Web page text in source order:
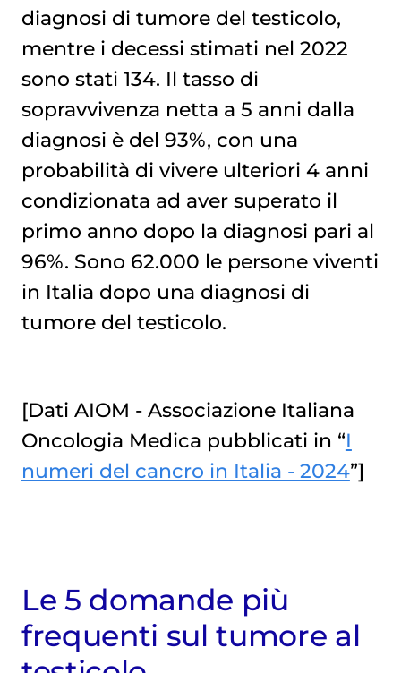
diagnosi di tumore del testicolo,
mentre i decessi stimati nel 2022
sono stati 134. Il tasso di
sopravvivenza netta a 5 anni dalla
diagnosi è del 93%, con una
probabilità di vivere ulteriori 4 anni
condizionata ad aver superato il
primo anno dopo la diagnosi pari al
96%. Sono 62.000 le persone viventi
in Italia dopo una diagnosi di
tumore del testicolo.
[Dati AIOM - Associazione Italiana
Oncologia Medica pubblicati in “I
numeri del cancro in Italia - 2024”]
Le 5 domande più
frequenti sul tumore al